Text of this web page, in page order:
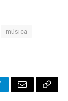
música
Email Copy